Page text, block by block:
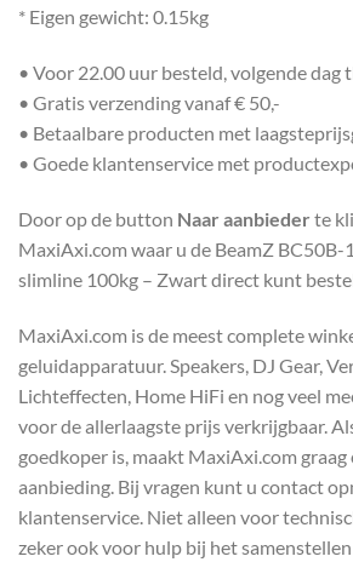
* Eigen gewicht: 0.15kg
• Voor 22.00 uur besteld, volgende dag
• Gratis verzending vanaf € 50,-
• Betaalbare producten met
• Goede klantenservice met
Door op de button Naar aanbieder te
MaxiAxi.com waar u de BeamZ
slimline 100kg – Zwart direct kunt
MaxiAxi.com is de meest complete
geluidapparatuur. Speakers, DJ Gear,
Lichteffecten, Home HiFi en nog veel
voor de allerlaagste prijs verkrijgbaar.
goedkoper is, maakt MaxiAxi.com graag
aanbieding. Bij vragen kunt u contact
klantenservice. Niet alleen voor
zeker ook voor hulp bij het